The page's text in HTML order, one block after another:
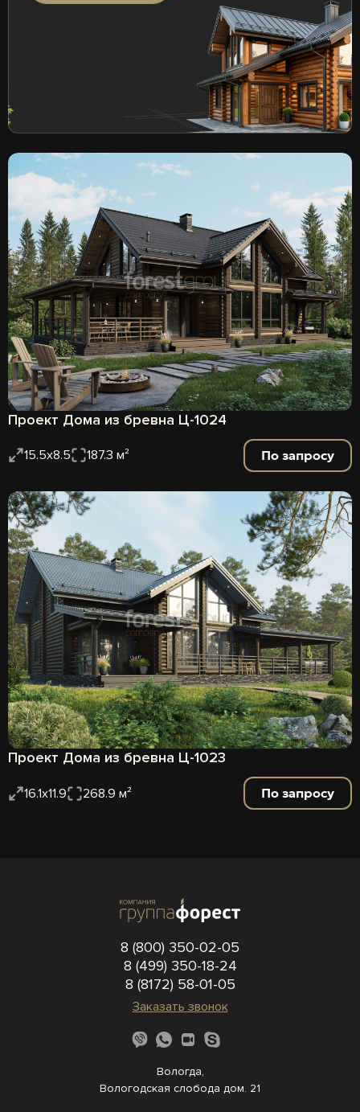
Проект Дома из бревна Ц-1024
15.5x8.5 187.3 м² По запросу
Проект Дома из бревна Ц-1023
16.1x11.9 268.9 м² По запросу
8 (800) 350-02-05
8 (499) 350-18-24
8 (8172) 58-01-05
Заказать звонок
Вологда,
Вологодская слобода дом. 21